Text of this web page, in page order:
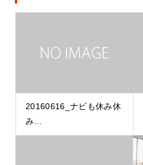
20160616_ナビも休み休
み…